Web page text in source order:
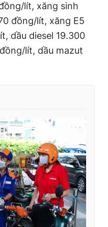
lít, xăng sinh
đồng/lít, xăng E5
dầu diesel 19.300
lít, dầu mazut